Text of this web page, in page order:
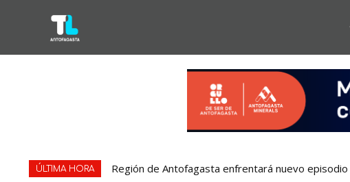
ÚLTIMA HORA Región de Antofagasta enfrentará nuevo